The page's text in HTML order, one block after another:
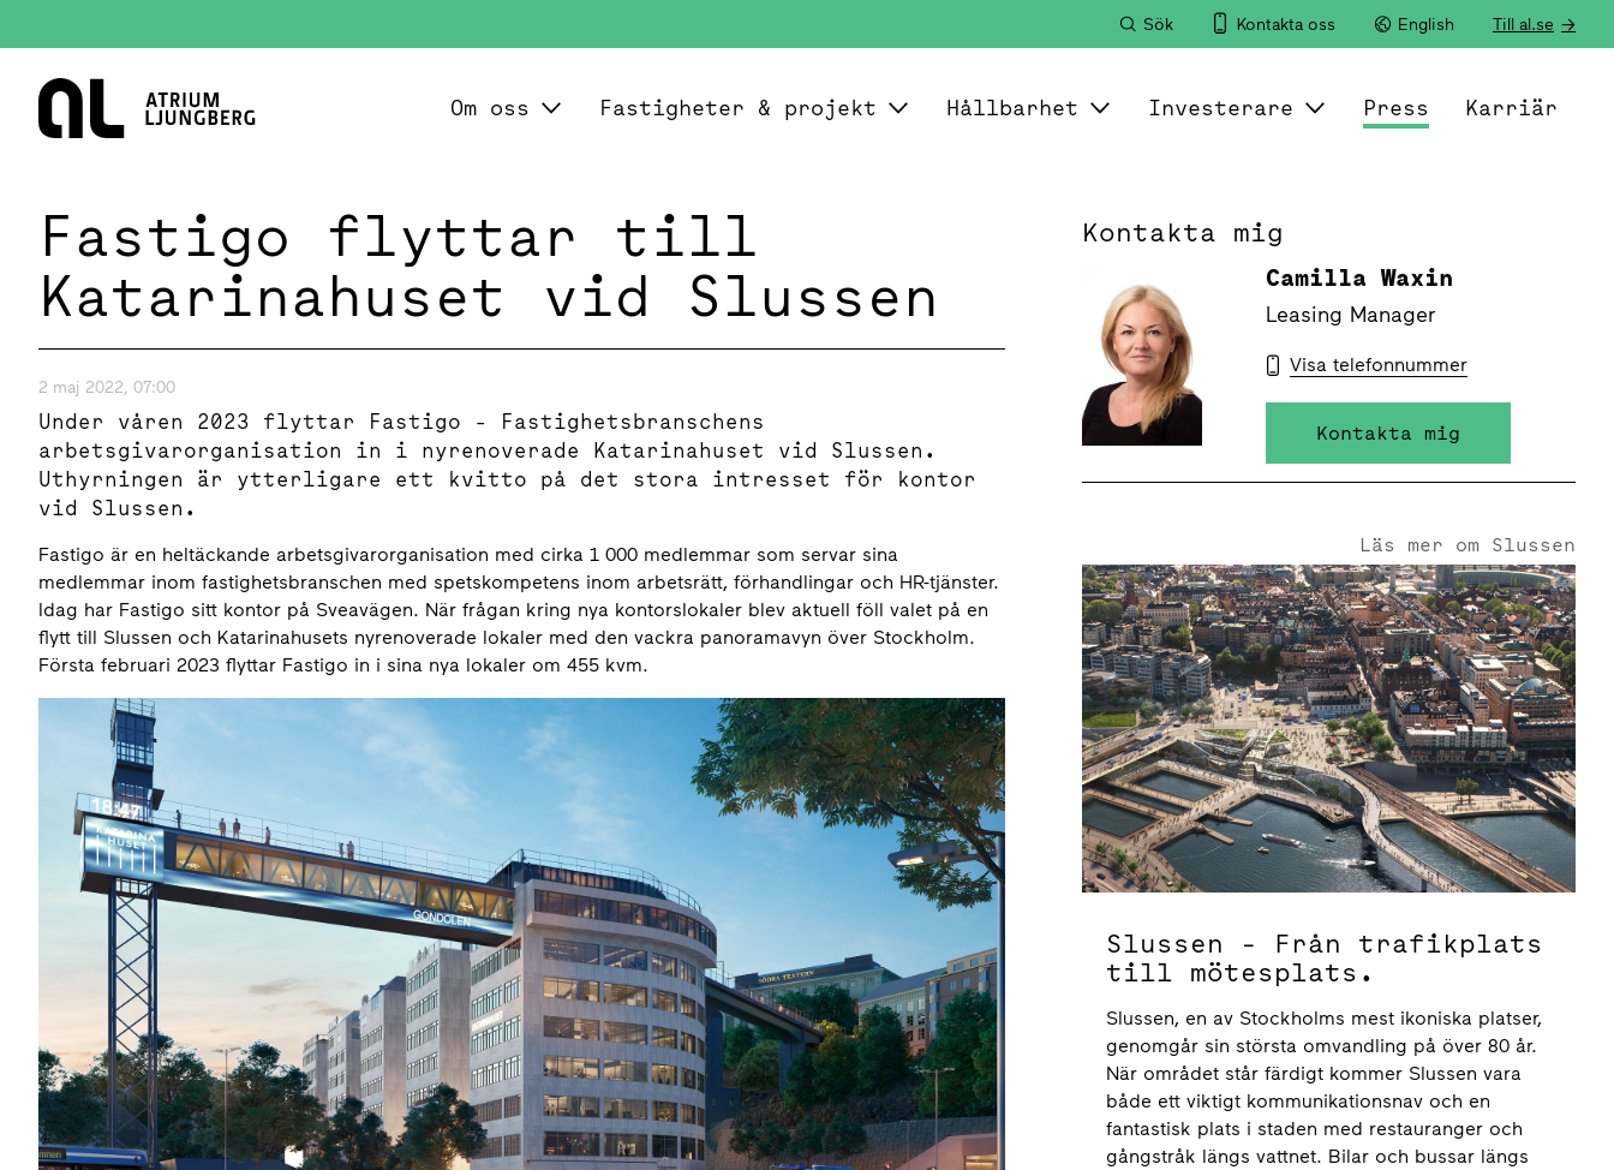
Sök Kontakta oss English Till al.se
Hem
Om oss Fastigheter & projekt Hållbarhet Investerare Press Karriär
Fastigo flyttar till
Katarinahuset vid Slussen
2 maj 2022, 07:00
Under våren 2023 flyttar Fastigo - Fastighetsbranschens
arbetsgivarorganisation in i nyrenoverade Katarinahuset vid Slussen.
Uthyrningen är ytterligare ett kvitto på det stora intresset för kontor
vid Slussen.
Fastigo är en heltäckande arbetsgivarorganisation med cirka 1 000 medlemmar som servar sina
medlemmar inom fastighetsbranschen med spetskompetens inom arbetsrätt, förhandlingar och HR-tjänster.
Idag har Fastigo sitt kontor på Sveavägen. När frågan kring nya kontorslokaler blev aktuell föll valet på en
flytt till Slussen och Katarinahusets nyrenoverade lokaler med den vackra panoramavyn över Stockholm.
Första februari 2023 flyttar Fastigo in i sina nya lokaler om 455 kvm.
Kontakta mig
Camilla Waxin
Leasing Manager
Visa telefonnummer
Kontakta mig
Slussen - Från trafikplats till mötesplats.Läs mer om Slussen
Slussen - Från trafikplats
till mötesplats.
Slussen, en av Stockholms mest ikoniska platser,
genomgår sin största omvandling på över 80 år.
När området står färdigt kommer Slussen vara
både ett viktigt kommunikationsnav och en
fantastisk plats i staden med restauranger och
gångstråk längs vattnet. Bilar och bussar längs